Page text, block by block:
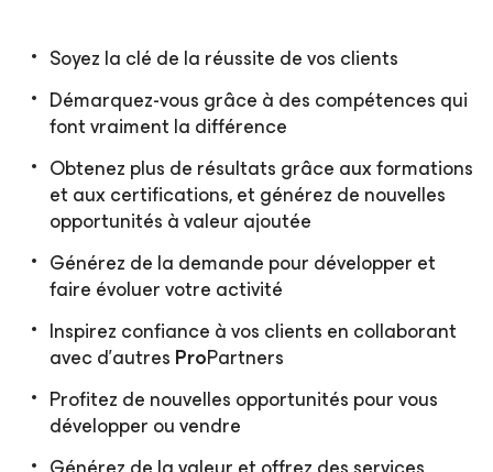
Soyez la clé de la réussite de vos clients
Démarquez-vous grâce à des compétences qui
font vraiment la différence
Obtenez plus de résultats grâce aux formations
et aux certifications, et générez de nouvelles
opportunités à valeur ajoutée
Générez de la demande pour développer et
faire évoluer votre activité
Inspirez confiance à vos clients en collaborant
avec d'autres ProPartners
Profitez de nouvelles opportunités pour vous
développer ou vendre